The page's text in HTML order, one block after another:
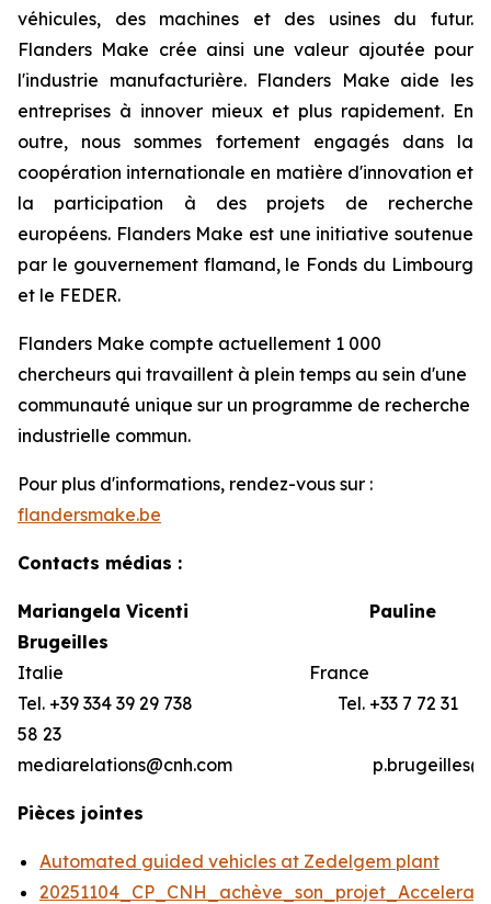
véhicules, des machines et des usines du futur.
Flanders Make crée ainsi une valeur ajoutée pour
l'industrie manufacturière. Flanders Make aide les
entreprises à innover mieux et plus rapidement. En
outre, nous sommes fortement engagés dans la
coopération internationale en matière d'innovation et
la participation à des projets de recherche
européens. Flanders Make est une initiative soutenue
par le gouvernement flamand, le Fonds du Limbourg
et le FEDER.
Flanders Make compte actuellement 1 000
chercheurs qui travaillent à plein temps au sein d'une
communauté unique sur un programme de recherche
industrielle commun.
Pour plus d'informations, rendez-vous sur :
flandersmake.be
Contacts médias :
Mariangela Vicenti
Pauline
Brugeilles
Italie France
Tel. +39 334 39 29 738 Tel. +33 7 72 31
58 23
mediarelations@cnh.com
Pièces jointes
Automated guided vehicles at Zedelgem plant